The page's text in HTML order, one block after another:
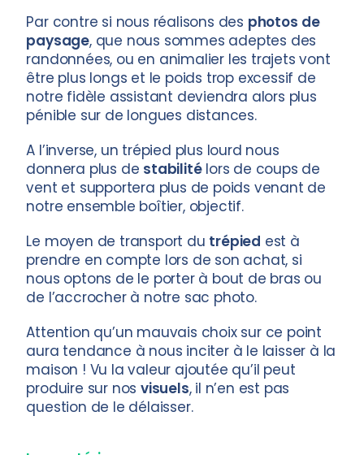
Par contre si nous réalisons des photos de
paysage, que nous sommes adeptes des
randonnées, ou en animalier les trajets vont
être plus longs et le poids trop excessif de
notre fidèle assistant deviendra alors plus
pénible sur de longues distances.
A l’inverse, un trépied plus lourd nous
donnera plus de stabilitélors de coups de
vent et supportera plus de poids venant de
notre ensemble boîtier, objectif.
Le moyen de transport du trépied est à
prendre en compte lors de son achat, si
nous optons de le porter à bout de bras ou
de l’accrocher à notre sac photo.
Attention qu’un mauvais choix sur ce point
aura tendance à nous inciter à le laisser à la
maison ! Vu la valeur ajoutée qu’il peut
produire sur nosvisuels, il n’en est pas
question de le délaisser.